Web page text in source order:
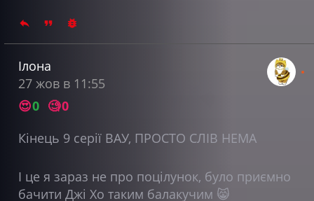
Ілона
27 жов в 11:55
😍0 🧐0
Кінець 9 серії ВАУ, ПРОСТО СЛІВ НЕМА
І це я зараз не про поцілунок, було приємно
бачити Джі Хо таким балакучим 😸